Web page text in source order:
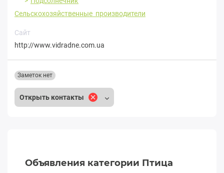
Сельскохозяйственные производители
Сайт
http://www.vidradne.com.ua
Открыть контакты
Заметок нет
Объявления категории Птица